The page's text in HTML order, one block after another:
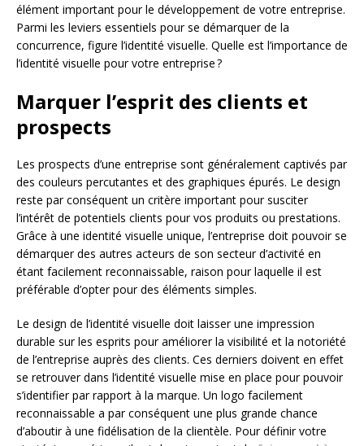
élément important pour le développement de votre entreprise.
Parmi les leviers essentiels pour se démarquer de la
concurrence, figure l’identité visuelle. Quelle est l’importance de
l’identité visuelle pour votre entreprise ?
Marquer l’esprit des clients et
prospects
Les prospects d’une entreprise sont généralement captivés par
des couleurs percutantes et des graphiques épurés. Le design
reste par conséquent un critère important pour susciter
l’intérêt de potentiels clients pour vos produits ou prestations.
Grâce à une identité visuelle unique, l’entreprise doit pouvoir se
démarquer des autres acteurs de son secteur d’activité en
étant facilement reconnaissable, raison pour laquelle il est
préférable d’opter pour des éléments simples.
Le design de l’identité visuelle doit laisser une impression
durable sur les esprits pour améliorer la visibilité et la notoriété
de l’entreprise auprès des clients. Ces derniers doivent en effet
se retrouver dans l’identité visuelle mise en place pour pouvoir
s’identifier par rapport à la marque. Un logo facilement
reconnaissable a par conséquent une plus grande chance
d’aboutir à une fidélisation de la clientèle. Pour définir votre